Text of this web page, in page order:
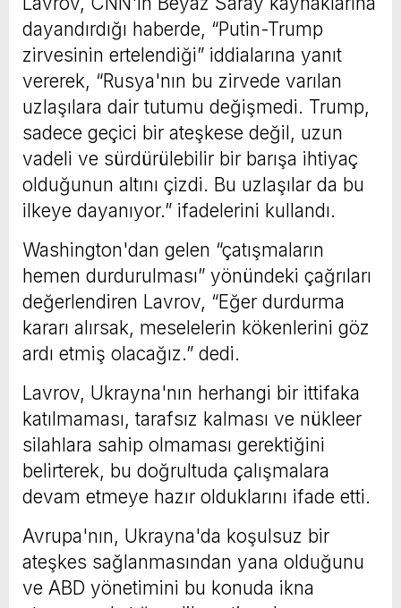
dayandırdığı haberde, “Putin-Trump
zirvesinin ertelendiği” iddialarına yanıt
vererek, “Rusya'nın bu zirvede varılan
uzlaşılara dair tutumu değişmedi. Trump,
sadece geçici bir ateşkese değil, uzun
vadeli ve sürdürülebilir bir barışa ihtiyaç
olduğunun altını çizdi. Bu uzlaşılar da bu
ilkeye dayanıyor.” ifadelerini kullandı.
Washington'dan gelen “çatışmaların
hemen durdurulması” yönündeki çağrıları
değerlendiren Lavrov, “Eğer durdurma
kararı alırsak, meselelerin kökenlerini göz
ardı etmiş olacağız.” dedi.
Lavrov, Ukrayna'nın herhangi bir ittifaka
katılmaması, tarafsız kalması ve nükleer
silahlara sahip olmaması gerektiğini
belirterek, bu doğrultuda çalışmalara
devam etmeye hazır olduklarını ifade etti.
Avrupa'nın, Ukrayna'da koşulsuz bir
ateşkes sağlanmasından yana olduğunu
ve ABD yönetimini bu konuda ikna